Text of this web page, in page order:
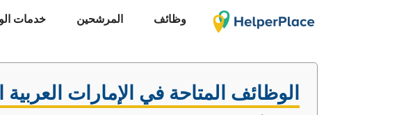
وظائف المرشحين خدمات
الوظائف المتاحة في الإمارات